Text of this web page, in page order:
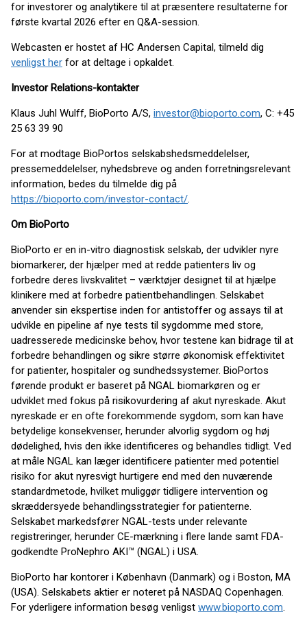
for investorer og analytikere til at præsentere resultaterne for
første kvartal 2026 efter en Q&A-session.
Webcasten er hostet af HC Andersen Capital, tilmeld dig
venligst her for at deltage i opkaldet.
Investor Relations-kontakter
Klaus Juhl Wulff, BioPorto A/S, investor@bioporto.com, C: +45
25 63 39 90
For at modtage BioPortos selskabshedsmeddelelser,
pressemeddelelser, nyhedsbreve og anden forretningsrelevant
information, bedes du tilmelde dig på
https://bioporto.com/investor-contact/.
Om BioPorto
BioPorto er en in-vitro diagnostisk selskab, der udvikler nyre
biomarkerer, der hjælper med at redde patienters liv og
forbedre deres livskvalitet – værktøjer designet til at hjælpe
klinikere med at forbedre patientbehandlingen. Selskabet
anvender sin ekspertise inden for antistoffer og assays til at
udvikle en pipeline af nye tests til sygdomme med store,
uadresserede medicinske behov, hvor testene kan bidrage til at
forbedre behandlingen og sikre større økonomisk effektivitet
for patienter, hospitaler og sundhedssystemer. BioPortos
førende produkt er baseret på NGAL biomarkøren og er
udviklet med fokus på risikovurdering af akut nyreskade. Akut
nyreskade er en ofte forekommende sygdom, som kan have
betydelige konsekvenser, herunder alvorlig sygdom og høj
dødelighed, hvis den ikke identificeres og behandles tidligt. Ved
at måle NGAL kan læger identificere patienter med potentiel
risiko for akut nyresvigt hurtigere end med den nuværende
standardmetode, hvilket muliggør tidligere intervention og
skræddersyede behandlingsstrategier for patienterne.
Selskabet markedsfører NGAL-tests under relevante
registreringer, herunder CE-mærkning i flere lande samt FDA-
godkendte ProNephro AKI™ (NGAL) i USA.
BioPorto har kontorer i København (Danmark) og i Boston, MA
(USA). Selskabets aktier er noteret på NASDAQ Copenhagen.
For yderligere information besøg venligst www.bioporto.com.